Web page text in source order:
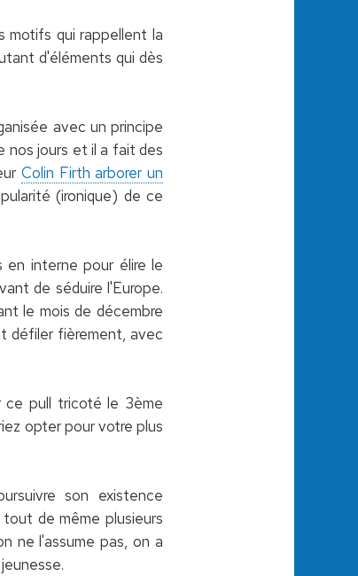
motifs qui rappellent la
d'éléments qui dès
avec un principe
nos jours et il a fait des
Colin Firth arborer un
(ironique) de ce
en interne pour élire le
de séduire l'Europe.
le mois de décembre
défiler fièrement, avec
ce pull tricoté le 3ème
opter pour votre plus
son existence
de même plusieurs
ne l'assume pas, on a